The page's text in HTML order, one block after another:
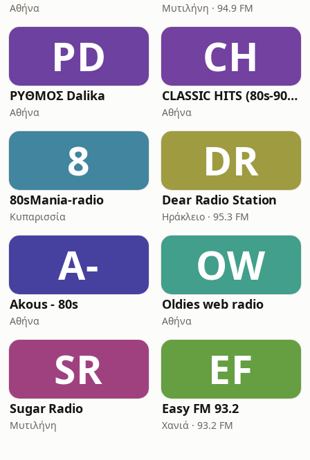
Αθήνα Μυτιλήνη · 94.9 FM
ΡD
ΡΥΘΜΟΣ Dalika
Αθήνα
CH
CLASSIC HITS (80s-90s-2ks)
Αθήνα
8
80sMania-radio
Κυπαρισσία
DR
Dear Radio Station
Ηράκλειο · 95.3 FM
A-
Akous - 80s
Αθήνα
OW
Oldies web radio
Αθήνα
SR
Sugar Radio
Μυτιλήνη
EF
Easy FM 93.2
Χανιά · 93.2 FM